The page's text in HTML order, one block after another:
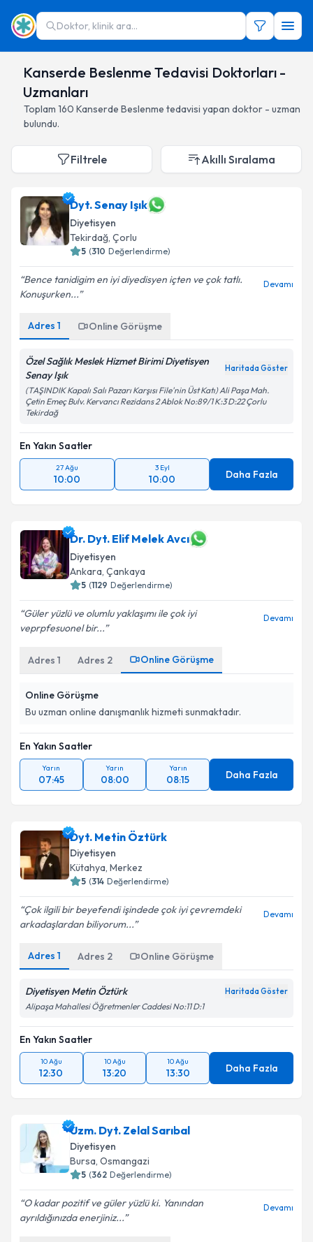
Doktor, klinik ara...
Kanserde Beslenme Tedavisi Doktorları -
Uzmanları
Toplam 160 Kanserde Beslenme tedavisi yapan doktor - uzman
bulundu.
Filtrele Akıllı Sıralama
Dyt. Senay Işık
Diyetisyen
Tekirdağ, Çorlu
5 (310 Değerlendirme)
Bence tanidigim en iyi diyedisyen içten ve çok tatlı.
Konuşurken...
Devamı
Adres 1 Online Görüşme
Özel Sağlık Meslek Hizmet Birimi Diyetisyen
Senay Işık
Haritada Göster
(TAŞINDIK Kapalı Salı Pazarı Karşısı File'nin Üst Katı) Ali Paşa Mah.
Çetin Emeç Bulv. Kervancı Rezidans 2 Ablok No:89/1 K:3 D:22 Çorlu
Tekirdağ
En Yakın Saatler
27 Ağu
10:00
3 Eyl
10:00 Daha Fazla
Dr. Dyt. Elif Melek Avcı
Diyetisyen
Ankara, Çankaya
5 (1129 Değerlendirme)
Güler yüzlü ve olumlu yaklaşımı ile çok iyi
veprpfesuonel bir...
Devamı
Adres 1 Adres 2 Online Görüşme
Online Görüşme
Bu uzman online danışmanlık hizmeti sunmaktadır.
En Yakın Saatler
Yarın
07:45
Yarın
08:00
Yarın
08:15 Daha Fazla
Dyt. Metin Öztürk
Diyetisyen
Kütahya, Merkez
5 (314 Değerlendirme)
Çok ilgili bir beyefendi işindede çok iyi çevremdeki
arkadaşlardan biliyorum...
Devamı
Adres 1 Adres 2 Online Görüşme
Diyetisyen Metin Öztürk Haritada Göster
Alipaşa Mahallesi Öğretmenler Caddesi No:11 D:1
En Yakın Saatler
10 Ağu
12:30
10 Ağu
13:20
10 Ağu
13:30 Daha Fazla
Uzm. Dyt. Zelal Sarıbal
Diyetisyen
Bursa, Osmangazi
5 (362 Değerlendirme)
O kadar pozitif ve güler yüzlü ki. Yanından
ayrıldığınızda enerjiniz...
Devamı